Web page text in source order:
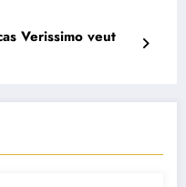
Verissimo veut